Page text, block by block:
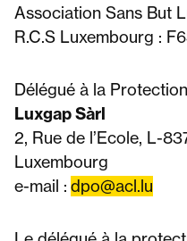
Association Sans But
R.C.S Luxembourg :
Délégué à la
Luxgap Sàrl
2, Rue de l’Ecole, L-
Luxembourg
e-mail : dpo@acl.lu